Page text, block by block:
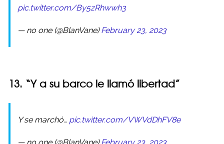
pic.twitter.com/By5zRhwwh3
— no one (@BlanVane)February 23, 2023
13. “Y a su barco le llamó libertad”
Y se marchó… pic.twitter.com/VWVdDhFV8e